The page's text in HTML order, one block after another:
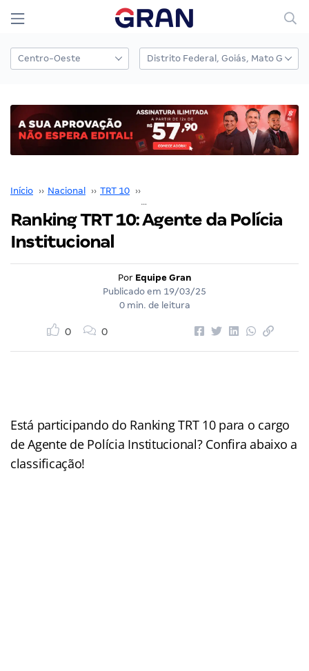
Início ›› Nacional ›› TRT 10 ››
Ranking TRT 10: Agente da Polícia
Institucional
Por Equipe Gran
Publicado em 19/03/25
0 min. de leitura
0 0
Está participando do Ranking TRT 10 para o cargo
de Agente de Polícia Institucional? Confira abaixo a
classificação!